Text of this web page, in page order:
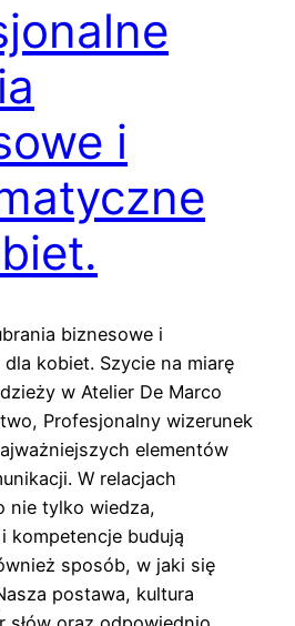
i
biznesowe i
kobiet. Szycie na miarę
w Atelier De Marco
Profesjonalny wizerunek
elementów
W relacjach
nie tylko wiedza,
kompetencje budują
sposób, w jaki się
postawa, kultura